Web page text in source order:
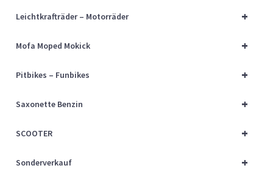
Widerrufsbelehrung
Cart
Checkout
My account
+
Leichtkrafträder – Motorräder
+
Mofa Moped Mokick
+
Pitbikes – Funbikes
+
Saxonette Benzin
+
SCOOTER
+
Sonderverkauf